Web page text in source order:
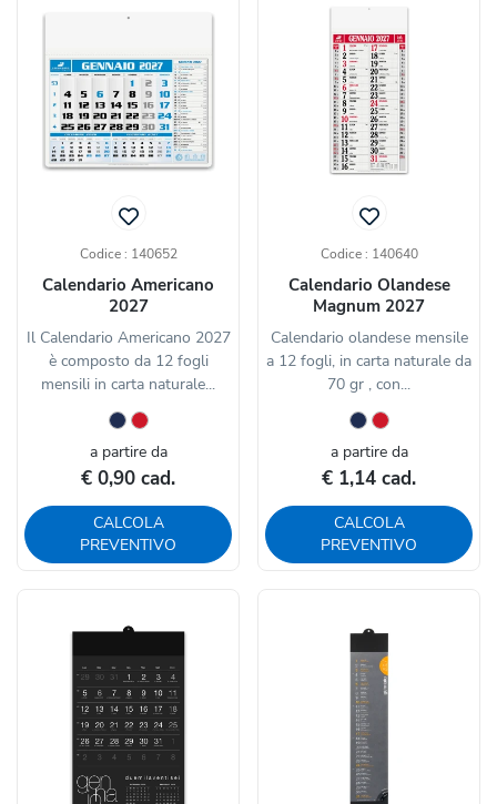
Codice : 140652
Calendario Americano
2027
Il Calendario Americano 2027
è composto da 12 fogli
mensili in carta naturale...
a partire da
€ 0,90 cad.
CALCOLA
PREVENTIVO
Codice : 140640
Calendario Olandese
Magnum 2027
Calendario olandese mensile
a 12 fogli, in carta naturale da
70 gr , con...
a partire da
€ 1,14 cad.
CALCOLA
PREVENTIVO